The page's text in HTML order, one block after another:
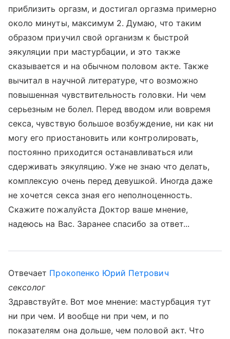
приблизить оргазм, и достигал оргазма примерно
около минуты, максимум 2. Думаю, что таким
образом приучил свой организм к быстрой
эякуляции при мастурбации, и это также
сказывается и на обычном половом акте. Также
вычитал в научной литературе, что возможно
повышенная чувствительность головки. Ни чем
серьезным не болел. Перед вводом или вовремя
секса, чувствую большое возбуждение, ни как ни
могу его приостановить или контролировать,
постоянно приходится останавливаться или
сдерживать эякуляцию. Уже не знаю что делать,
комплексую очень перед девушкой. Иногда даже
не хочется секса зная его неполноценность.
Скажите пожалуйста Доктор ваше мнение,
надеюсь на Вас. Заранее спасибо за ответ...
Отвечает Прокопенко Юрий Петрович
сексолог
Здравствуйте. Вот мое мнение: мастурбация тут
ни при чем. И вообще ни при чем, и по
показателям она дольше, чем половой акт. Что